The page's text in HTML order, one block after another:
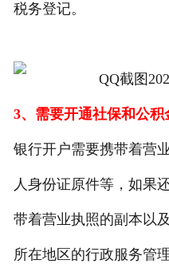
税务登记。
3、需要开通社保和公积
银行开户需要携带着营
人身份证原件等，如果
带着营业执照的副本以
所在地区的行政服务管